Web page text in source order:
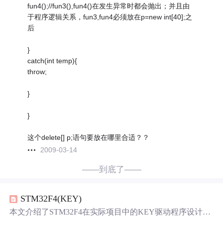
fun4();//fun3(),fun4()在发生异常时都会抛出；并且由
于程序逻辑关系，fun3,fun4必须放在p=new int[40];之
后
}
catch(int temp){
throw;
}
}
这个delete[] p;语句要放在哪里合适？？
2009-03-14
——到底了——
STM32F4(KEY)
本文介绍了STM32F4在实际项目中的KEY驱动程序设计，